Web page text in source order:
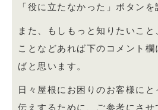
「役に立たなかった」ボタンを
また、もしもっと知りたいこ
ことなどあれば下のコメント
ばと思います。
日々屋根にお困りのお客様に
伝えするために、ご参考にさせ